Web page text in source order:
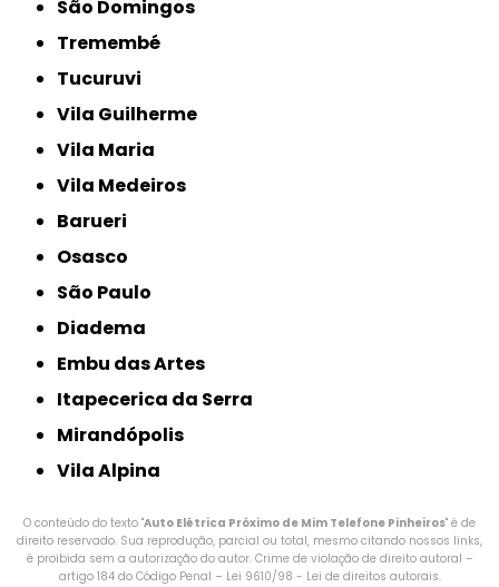
São Domingos
Tremembé
Tucuruvi
Vila Guilherme
Vila Maria
Vila Medeiros
Barueri
Osasco
São Paulo
Diadema
Embu das Artes
Itapecerica da Serra
Mirandópolis
Vila Alpina
O conteúdo do texto "Auto Elétrica Próximo de Mim Telefone Pinheiros" é de
direito reservado. Sua reprodução, parcial ou total, mesmo citando nossos links,
é proibida sem a autorização do autor. Crime de violação de direito autoral –
artigo 184 do Código Penal – Lei 9610/98 - Lei de direitos autorais.